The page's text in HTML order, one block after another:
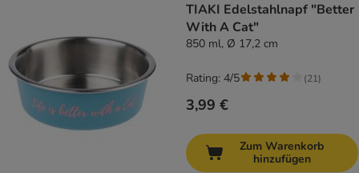
TIAKI Edelstahlnapf "Better
With A Cat"
850 ml, Ø 17,2 cm
3,99 €
Rating: 4/5 (21)
Zum Warenkorb
hinzufügen